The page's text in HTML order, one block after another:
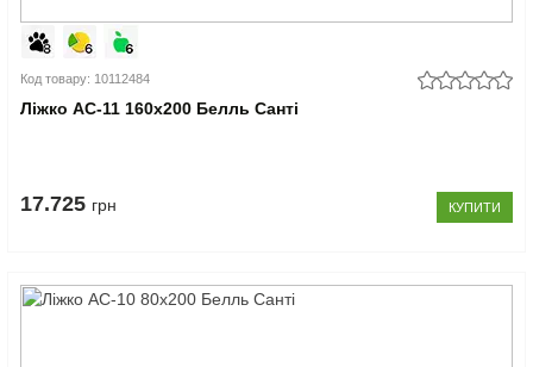
Код товару: 10112484
Ліжко АС-11 160x200 Белль Санті
17.725 грн КУПИТИ